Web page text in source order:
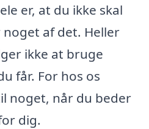
er, at du ikke skal
af det. Heller
ikke at bruge
får. For hos os
noget, når du beder
dig.